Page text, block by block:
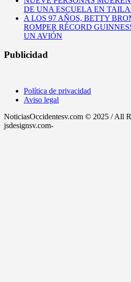
DE UNA ESCUELA EN
A LOS 97 AÑOS, BETTY
ROMPER RÉCORD
UN AVIÓN
Publicidad
Política de privacidad
Aviso legal
NoticiasOccidentesv.com © 2025 / All
jsdesignsv.com-